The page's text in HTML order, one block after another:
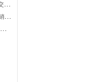
1. 内卷、躺平、yyds……网络语言，人为制造的社交屏障？
2. 打好手中这三张王牌，成功解锁食饮新消费的营销密码
3. 国内最大海上风电场全部建成 核心关键部件国产化攻关未来可期